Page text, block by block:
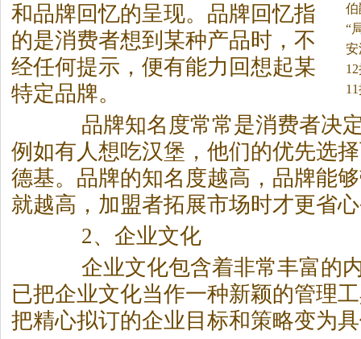
单
“
处
和品牌回忆的呈现。 品牌回忆指
的是消费者想到某种产品时，不
经任何提示，便有能力回想起某
特定品牌。
品牌知名度常常是消费者决定
例如有人想吃汉堡，他们的优先选
德基。品牌的知名度越高，品牌能
就越高，加盟者拓展市场时才更省
2、企业文化
企业文化包含着非常丰富的内
已把企业文化当作一种新颖的管理
把精心拟订的企业目标和策略变为